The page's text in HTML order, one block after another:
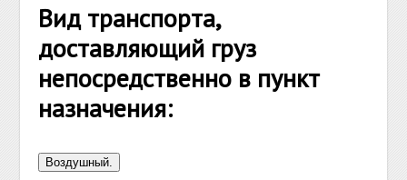
Вид транспорта,
доставляющий груз
непосредственно в пункт
назначения: